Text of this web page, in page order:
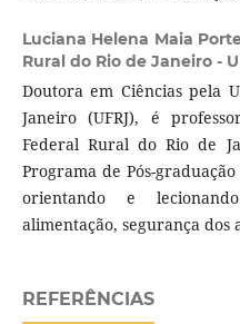
Luciana Helena Maia
Rural do Rio de Janeiro -
Doutora em Ciências pela
Janeiro (UFRJ), é
Federal Rural do Rio de
Programa de Pós-
orientando e
alimentação, segurança dos
REFERÊNCIAS